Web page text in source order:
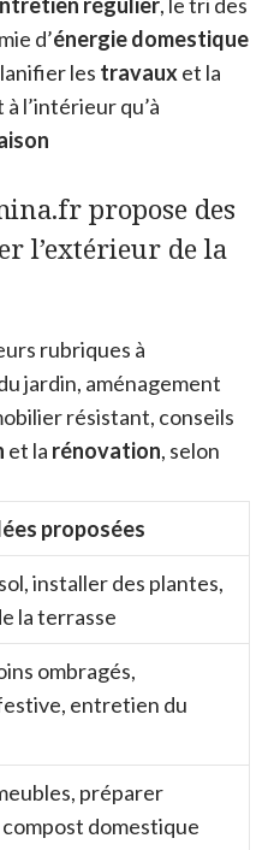
d’énergie domestique
les travaux et la
à l’intérieur qu’à
propose des
l’extérieur de la
rubriques à
jardin, aménagement
résistant, conseils
et la rénovation, selon
proposées
installer des plantes,
la terrasse
ombragés,
entretien du
préparer
compost domestique